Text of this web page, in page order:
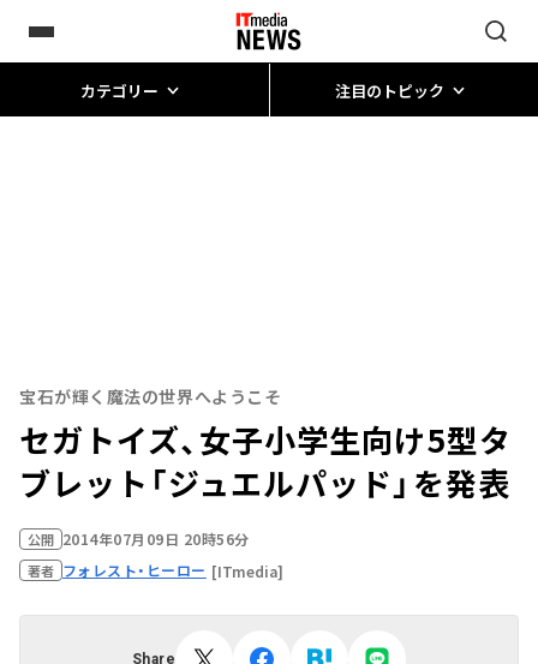
カテゴリー 注目のトピック
宝石が輝く魔法の世界へようこそ
セガトイズ、女子小学生向け5型タ
ブレット「ジュエルパッド」を発表
公開 2014年07月09日 20時56分
著者 フォレスト・ヒーロー [ITmedia]
Share